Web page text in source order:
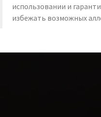
использовании и
избежать возможных